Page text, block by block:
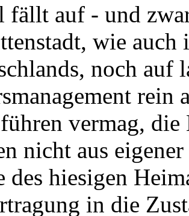
fällt auf - und
wie auch
noch
rein
vermag,
nicht aus
des hiesigen
in die